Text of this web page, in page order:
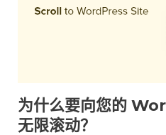
为什么要向您的
无限滚动？